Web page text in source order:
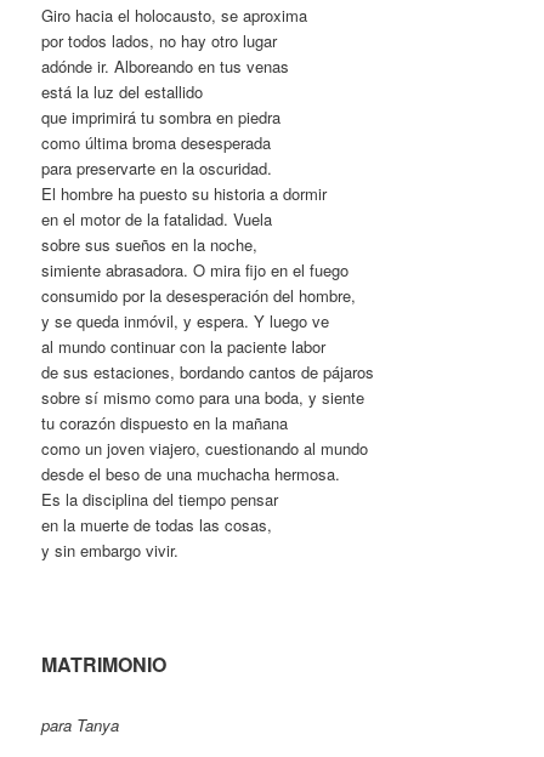
Giro hacia el holocausto, se aproxima
por todos lados, no hay otro lugar
adónde ir. Alboreando en tus venas
está la luz del estallido
que imprimirá tu sombra en piedra
como última broma desesperada
para preservarte en la oscuridad.
El hombre ha puesto su historia a dormir
en el motor de la fatalidad. Vuela
sobre sus sueños en la noche,
simiente abrasadora. O mira fijo en el fuego
consumido por la desesperación del hombre,
y se queda inmóvil, y espera. Y luego ve
al mundo continuar con la paciente labor
de sus estaciones, bordando cantos de pájaros
sobre sí mismo como para una boda, y siente
tu corazón dispuesto en la mañana
como un joven viajero, cuestionando al mundo
desde el beso de una muchacha hermosa.
Es la disciplina del tiempo pensar
en la muerte de todas las cosas,
y sin embargo vivir.
MATRIMONIO
para Tanya